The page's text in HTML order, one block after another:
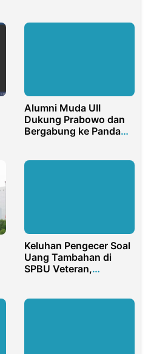
Alumni Muda UII
Dukung Prabowo dan
Bergabung ke Pandawa
Keluhan Pengecer Soal
Uang Tambahan di
SPBU Veteran,